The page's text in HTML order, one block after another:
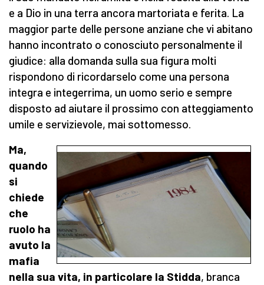
e a Dio in una terra ancora martoriata e ferita. La
maggior parte delle persone anziane che vi abitano
hanno incontrato o conosciuto personalmente il
giudice: alla domanda sulla sua figura molti
rispondono di ricordarselo come una persona
integra e integerrima, un uomo serio e sempre
disposto ad aiutare il prossimo con atteggiamento
umile e servizievole, mai sottomesso.
Ma,
quando
si
chiede
che
ruolo ha
avuto la
mafia
nella sua vita, in particolare la Stidda, branca